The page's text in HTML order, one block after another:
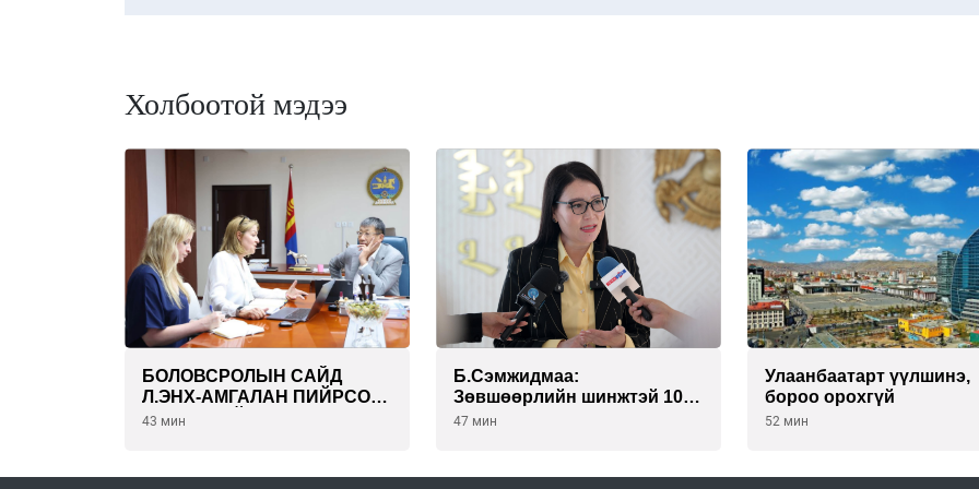
Холбоотой мэдээ
БОЛОВСРОЛЫН САЙД
Л.ЭНХ-АМГАЛАН ПИЙРСОН
КОМПАНИЙН
43 мин
Б.Сэмжидмаа:
Зөвшөөрлийн шинжтэй 103
бүртгэлээс нийслэлийн
47 мин
Улаанбаатарт үүлшинэ,
бороо орохгүй
52 мин